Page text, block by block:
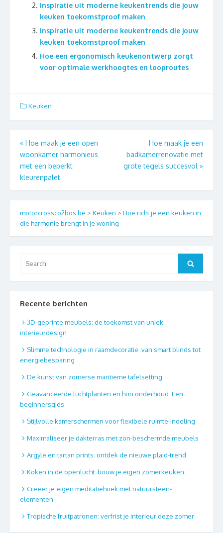
Inspiratie uit moderne keukentrends die jouw
keuken toekomstproof maken
Inspiratie uit moderne keukentrends die jouw
keuken toekomstproof maken
Hoe een ergonomisch keukenontwerp zorgt
voor optimale werkhoogtes en looproutes
Keuken
Berichtnavigatie
« Hoe maak je een open
woonkamer harmonieus
met een beperkt
kleurenpalet
Hoe maak je een
badkamerrenovatie met
grote tegels succesvol »
motorcrossco2bos.be > Keuken > Hoe richt je een keuken in
die harmonie brengt in je woning
for:
Search
Recente berichten
3D-geprinte meubels: de toekomst van uniek
interieurdesign
Slimme technologie in raamdecoratie: van smart blinds tot
energiebesparing
De kunst van zomerse maritieme tafelsetting
Geavanceerde luchtplanten en hun onderhoud: Een
beginnersgids
Stijlvolle kamerschermen voor flexibele ruimte-indeling
Maximaliseer je dakterras met zon-beschermde meubels
Argyle en tartan prints: ontdek de nieuwe plaid-trend
Koken in de openlucht: bouw je eigen zomerkeuken
Creëer je eigen meditatiehoek met natuursteen-
elementen
Tropische fruitpatronen: verfrist je interieur deze zomer